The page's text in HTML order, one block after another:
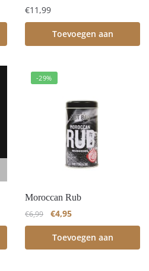
€11,99
Toevoegen aan
-29%
Moroccan Rub
€6,99 €4,95
Toevoegen aan